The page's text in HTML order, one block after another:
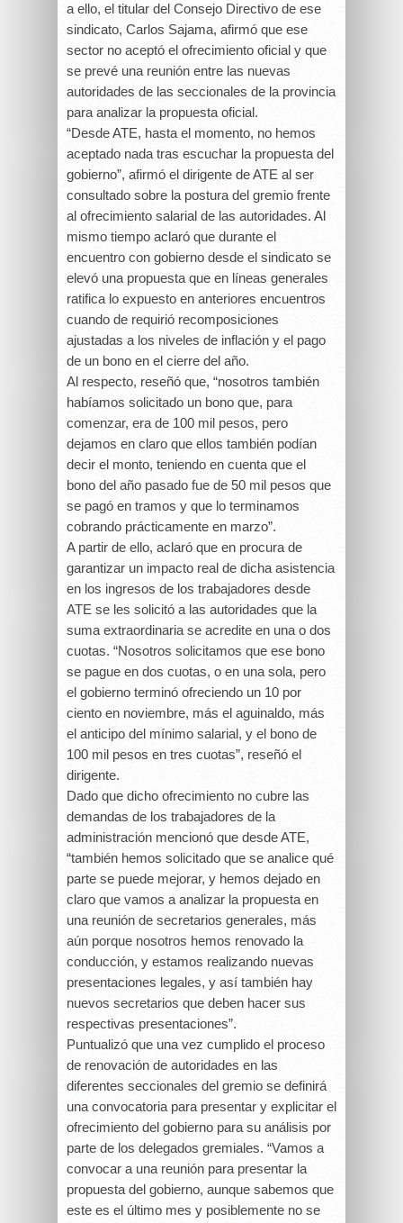
a ello, el titular del Consejo Directivo de ese
sindicato, Carlos Sajama, afirmó que ese
sector no aceptó el ofrecimiento oficial y que
se prevé una reunión entre las nuevas
autoridades de las seccionales de la provincia
para analizar la propuesta oficial.
“Desde ATE, hasta el momento, no hemos
aceptado nada tras escuchar la propuesta del
gobierno”, afirmó el dirigente de ATE al ser
consultado sobre la postura del gremio frente
al ofrecimiento salarial de las autoridades. Al
mismo tiempo aclaró que durante el
encuentro con gobierno desde el sindicato se
elevó una propuesta que en líneas generales
ratifica lo expuesto en anteriores encuentros
cuando de requirió recomposiciones
ajustadas a los niveles de inflación y el pago
de un bono en el cierre del año.
Al respecto, reseñó que, “nosotros también
habíamos solicitado un bono que, para
comenzar, era de 100 mil pesos, pero
dejamos en claro que ellos también podían
decir el monto, teniendo en cuenta que el
bono del año pasado fue de 50 mil pesos que
se pagó en tramos y que lo terminamos
cobrando prácticamente en marzo”.
A partir de ello, aclaró que en procura de
garantizar un impacto real de dicha asistencia
en los ingresos de los trabajadores desde
ATE se les solicitó a las autoridades que la
suma extraordinaria se acredite en una o dos
cuotas. “Nosotros solicitamos que ese bono
se pague en dos cuotas, o en una sola, pero
el gobierno terminó ofreciendo un 10 por
ciento en noviembre, más el aguinaldo, más
el anticipo del mínimo salarial, y el bono de
100 mil pesos en tres cuotas”, reseñó el
dirigente.
Dado que dicho ofrecimiento no cubre las
demandas de los trabajadores de la
administración mencionó que desde ATE,
“también hemos solicitado que se analice qué
parte se puede mejorar, y hemos dejado en
claro que vamos a analizar la propuesta en
una reunión de secretarios generales, más
aún porque nosotros hemos renovado la
conducción, y estamos realizando nuevas
presentaciones legales, y así también hay
nuevos secretarios que deben hacer sus
respectivas presentaciones”.
Puntualizó que una vez cumplido el proceso
de renovación de autoridades en las
diferentes seccionales del gremio se definirá
una convocatoria para presentar y explicitar el
ofrecimiento del gobierno para su análisis por
parte de los delegados gremiales. “Vamos a
convocar a una reunión para presentar la
propuesta del gobierno, aunque sabemos que
este es el último mes y posiblemente no se